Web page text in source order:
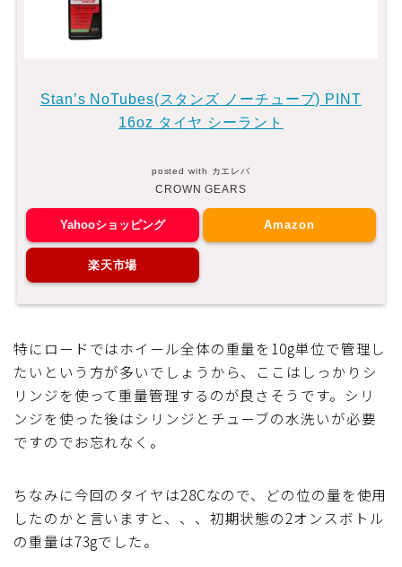
Stan’s NoTubes(スタンズ ノーチューブ) PINT
16oz タイヤ シーラント
posted with カエレバ
CROWN GEARS
Yahooショッピング Amazon
楽天市場
特にロードではホイール全体の重量を10g単位で管理し
たいという方が多いでしょうから、ここはしっかりシ
リンジを使って重量管理するのが良さそうです。シリ
ンジを使った後はシリンジとチューブの水洗いが必要
ですのでお忘れなく。
ちなみに今回のタイヤは28Cなので、どの位の量を使用
したのかと言いますと、、、初期状態の2オンスボトル
の重量は73gでした。